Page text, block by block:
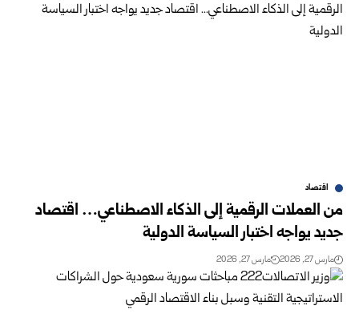
اقتصاد
من العملات الرقمية إلى الذكاء الاصطناعي… اقتصاد
جديد يواجه اختبار السياسة الدولية
مارس 27, 2026 مارس 27, 2026